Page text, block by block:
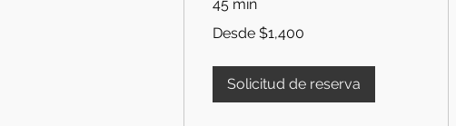
45 min
1,400
Desde $1,400
Solicitud de reserva